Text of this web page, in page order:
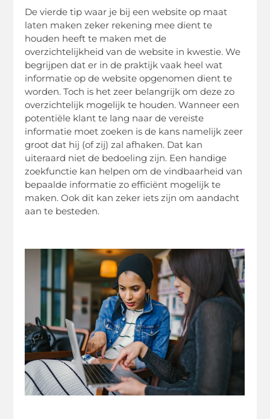
De vierde tip waar je bij een website op maat
laten maken zeker rekening mee dient te
houden heeft te maken met de
overzichtelijkheid van de website in kwestie. We
begrijpen dat er in de praktijk vaak heel wat
informatie op de website opgenomen dient te
worden. Toch is het zeer belangrijk om deze zo
overzichtelijk mogelijk te houden. Wanneer een
potentiële klant te lang naar de vereiste
informatie moet zoeken is de kans namelijk zeer
groot dat hij (of zij) zal afhaken. Dat kan
uiteraard niet de bedoeling zijn. Een handige
zoekfunctie kan helpen om de vindbaarheid van
bepaalde informatie zo efficiënt mogelijk te
maken. Ook dit kan zeker iets zijn om aandacht
aan te besteden.